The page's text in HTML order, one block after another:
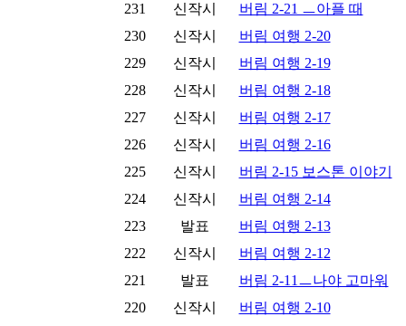
231
신작시
버림 2-21 ㅡ아플 때
230
신작시
버림 여행 2-20
229
신작시
버림 여행 2-19
228
신작시
버림 여행 2-18
227
신작시
버림 여행 2-17
226
신작시
버림 여행 2-16
225
신작시
버림 2-15 보스톤 이야기
224
신작시
버림 여행 2-14
223
발표
버림 여행 2-13
222
신작시
버림 여행 2-12
221
발표
버림 2-11ㅡ나야 고마워
220
신작시
버림 여행 2-10